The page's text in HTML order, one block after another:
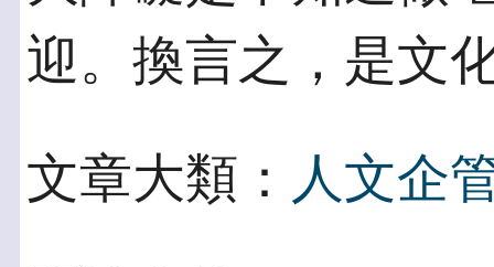
迎。換言之，是文
文章大類： 人文企